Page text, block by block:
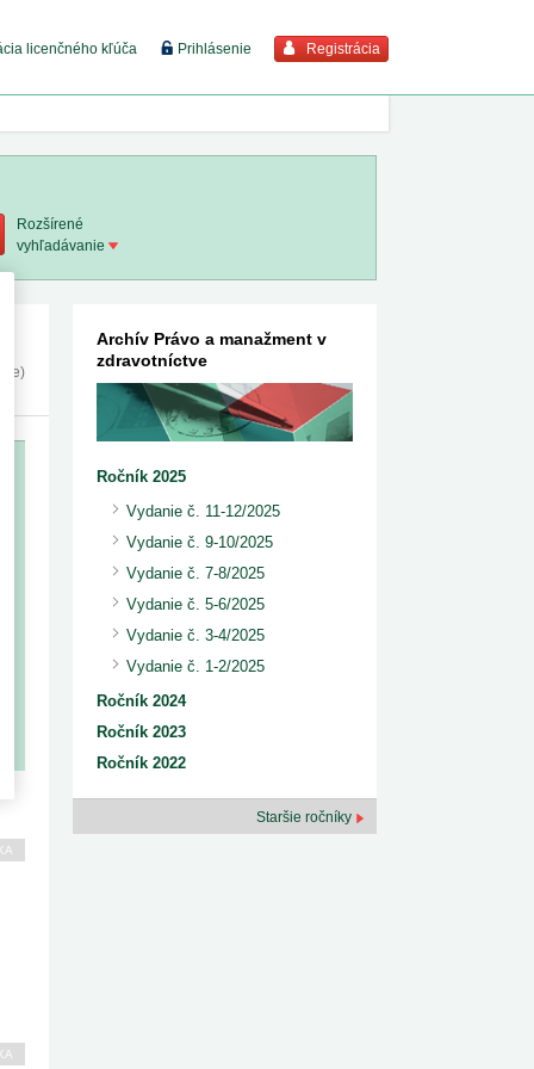
licenčného kľúča Prihlásenie Registrácia
viac
8. 2026
8. 2026
Rozšírené
vyhľadávanie
Archív Právo a manažment v
zdravotníctve
Ročník 2025
Vydanie č. 11-12/2025
Vydanie č. 9-10/2025
Vydanie č. 7-8/2025
Vydanie č. 5-6/2025
Vydanie č. 3-4/2025
Vydanie č. 1-2/2025
Ročník 2024
Ročník 2023
Ročník 2022
Staršie ročníky